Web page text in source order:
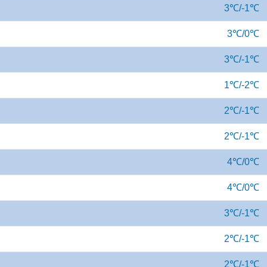
3℃/-1℃
3℃/0℃
3℃/-1℃
1℃/-2℃
2℃/-1℃
2℃/-1℃
4℃/0℃
4℃/0℃
3℃/-1℃
2℃/-1℃
2℃/-1℃